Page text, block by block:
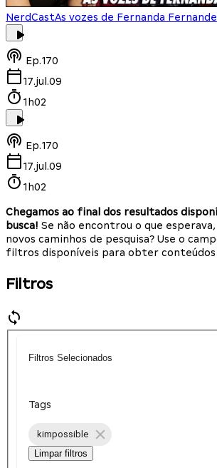
NerdCastAs vozes de Fernanda
Ep.170
17.jul.09
1h02
Ep.170
17.jul.09
1h02
Chegamos ao final dos resultados
busca! Se não encontrou o que
novos caminhos de pesquisa? Use o
filtros disponíveis para obter conteúdos
Filtros
Filtros Selecionados
Tags
kimpossible
Limpar filtros